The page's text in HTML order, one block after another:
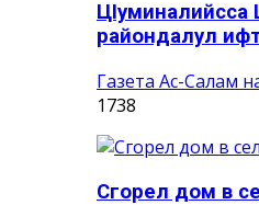
ЦIуминалийсса
райондалул
Газета Ас-Салам
1738
Сгорел дом в